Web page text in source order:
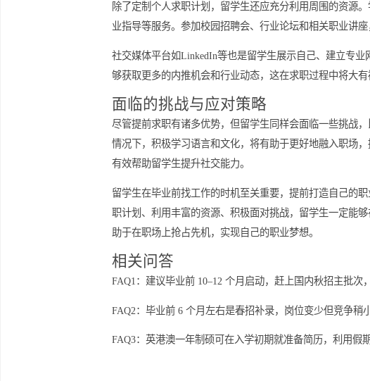
其次，定期更新简历和求职信。简历是求职的名
利用资源提升竞争力
除了定制个人求职计划，留学生还应充分利用周
业指导等服务。参加校园招聘会、行业论坛和相关
社交媒体平台如LinkedIn等也是留学生展示自己、
够获取更多的内推机会和行业动态，这在求职过程
面临的挑战与应对策略
尽管提前求职有诸多优势，但留学生同样会面临
有效帮助留学生提升社交能力。
留学生在毕业前找工作的时机至关重要，提前打
助于在职场上抢占先机，实现自己的职业梦想。